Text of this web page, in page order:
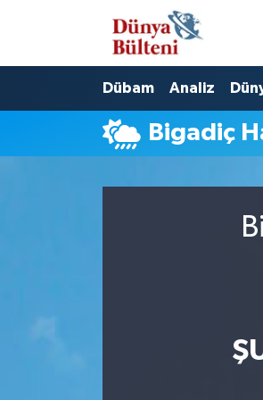
Dübam Analiz
Bigadiç
Nöbetçi Eczaneler
Hava Durumu
Namaz Vakitleri